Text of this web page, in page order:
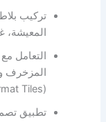
تركيب
المعيشة،
التعامل
المزخرف
(Large Format Tiles) الذي يُضفي اتساعاً للمساحة.
تطبيق